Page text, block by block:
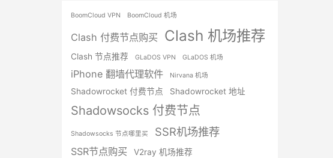
BoomCloud VPN BoomCloud 机场
Clash 付费节点购买 Clash 机场推荐
Clash 节点推荐 GLaDOS VPN GLaDOS 机场
iPhone 翻墙代理软件 Nirvana 机场
Shadowrocket 付费节点 Shadowrocket 地址
Shadowsocks 付费节点
Shadowsocks 节点哪里买 SSR机场推荐
SSR节点购买
V2ray 机场推荐